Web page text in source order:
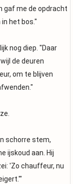
gaf me de opdracht
het bos."
nog diep. "Daar
de deuren
om te blijven
schorre stem,
ijskoud aan. Hij
'Zo chauffeur, nu